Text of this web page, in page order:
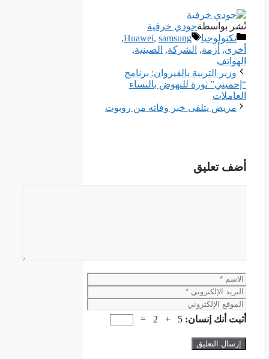
نُشر بواسطةجودي خرفية
التصنيفات
تكنولوجيا الوسوم Huawei, samsung
,
أخرى, أزمة, ﺍﻟﺸﺮﻛﺔ, الصينية,
الهواتف
وزير التربية بالقيروان: برنامج
“إحميني” ثورة للنهوض بالنساء
العاملات
مريض يتلقى خبر وفاته من روبوت
أضف تعليق
الاسم
البريد
الإلكتروني
الموقع
الإلكتروني
أثبت أنك إنسان: 5 + 2 =